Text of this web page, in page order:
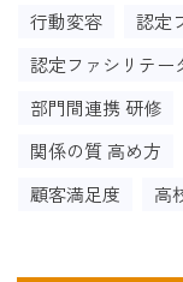
行動変容
認定
認定ファシリテー
部門間連携 研修
関係の質 高め方
顧客満足度
高